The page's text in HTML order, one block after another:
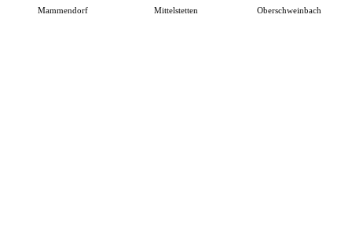
Mammendorf Mittelstetten Oberschweinbach